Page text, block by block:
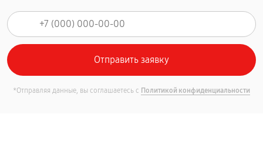
*Отправляя данные, вы соглашаетесь с Политикой конфиденциальности